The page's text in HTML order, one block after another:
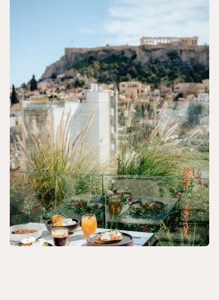
Réserver
5 Vlacháva,
10551 Athènes, Greece
+30 698 512 4492
info@vasihotels.com
Chambre double ou twin économique
Chambre double standard
Chambre double avec vue sur l'Acropole
Suite avec terrasse
Suite familiale
Suite familiale avec bain à remous
Suite avec vue sur l'Acropole
Loft Acropolis avec terrasse
Suite avec bain à remous
Localisation & Contact
Nos services
Espace de travail ouvert
Petit-déjeuner buffet
Galerie
Blog
Réserver